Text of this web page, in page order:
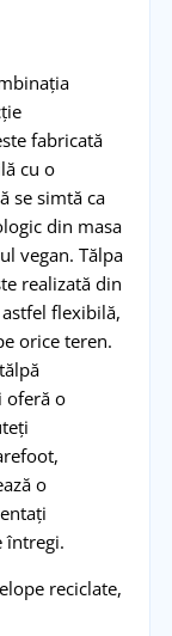
fabricată
cu o
se simtă ca
din masa
vegan. Tălpa
realizată din
flexibilă,
orice teren.
oferă o
o
întregi.
reciclate,